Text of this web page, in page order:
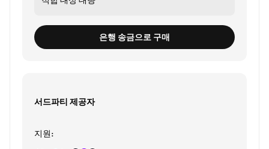
은행 송금으로 구매
서드파티 제공자
지원: